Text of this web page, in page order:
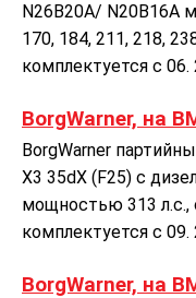
N26B20A/ N20B16A
170, 184, 211, 218,
комплектуется с 06.
BorgWarner, на
BorgWarner
X3 35dX (F25) с
мощностью 313
комплектуется с 09.
BorgWarner, на